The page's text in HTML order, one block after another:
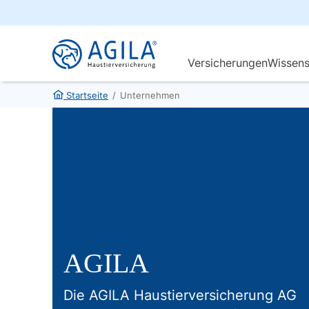
Startseite / Unternehmen
AGILA
Die AGILA Haustierversicherung AG